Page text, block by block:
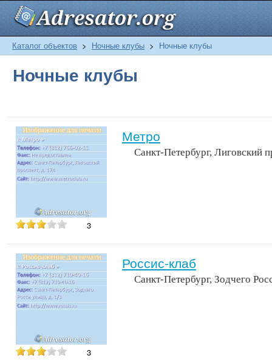
Каталог объектов > Ночные клубы > Ночные клубы
Ночные клубы
3
Метро
Санкт-Петербург, Лиговский
3
Россис-клаб
Санкт-Петербург, Зодчего